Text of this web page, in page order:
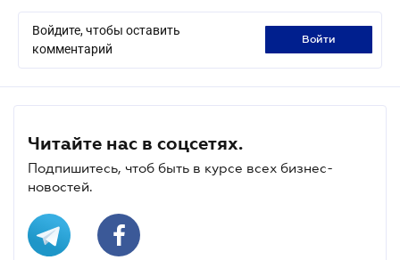
Войдите, чтобы оставить
комментарий
войти
Читайте нас в соцсетях.
Подпишитесь, чтоб быть в курсе всех бизнес-
новостей.